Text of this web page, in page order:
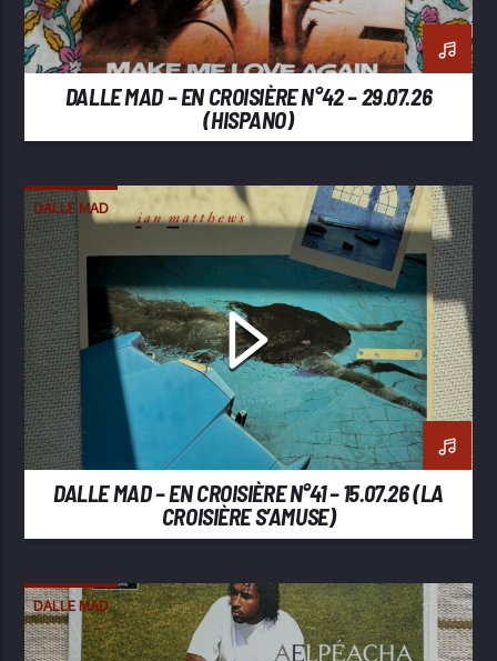
DALLE MAD – EN CROISIÈRE N°42 – 29.07.26
(HISPANO)
DALLE MAD
DALLE MAD – EN CROISIÈRE N°41 – 15.07.26 (LA
CROISIÈRE S’AMUSE)
DALLE MAD